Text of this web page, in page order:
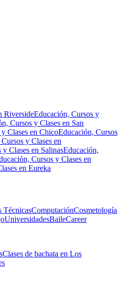
RiversideEducación, Cursos y
Cursos y Clases en San
Clases en ChicoEducación, Cursos
y Clases en
Clases en SalinasEducación,
Cursos y Clases en
en Eureka
TécnicasComputaciónCosmetología
UniversidadesBaileCareer
Clases de bachata en Los